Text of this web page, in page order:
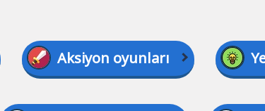
Aksiyon oyunları